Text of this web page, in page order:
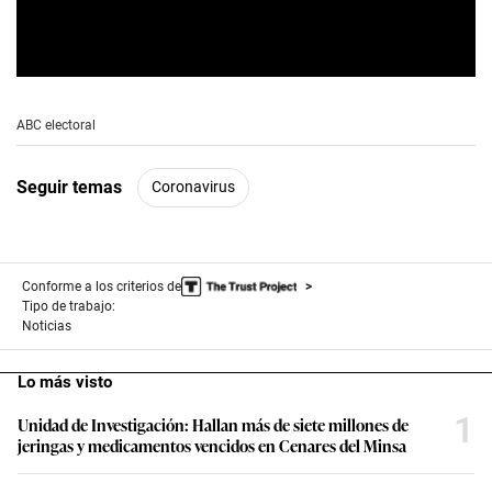
e
d
1
m
u
t
9
s
e
c
ABC electoral
Seguir temas Coronavirus
Conforme a los criterios de
Tipo de trabajo:
Noticias
Lo más visto
Unidad de Investigación: Hallan más de siete millones de
jeringas y medicamentos vencidos en Cenares del Minsa
1